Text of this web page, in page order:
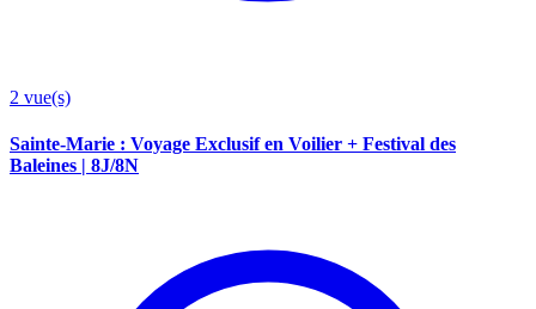
2 vue(s)
Sainte-Marie : Voyage Exclusif en Voilier + Festival des
Baleines | 8J/8N